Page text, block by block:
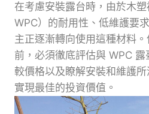
在考慮安裝露台時，由於木
WPC）的耐用性、低維護要
主正逐漸轉向使用這種材料
前，必須徹底評估與 WPC
較價格以及瞭解安裝和維護
實現最佳的投資價值。